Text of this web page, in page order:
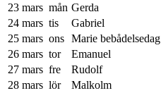
23 mars mån Gerda
24 mars tis
Gabriel
25 mars ons Marie bebådelsedag
26 mars tor
Emanuel
27 mars fre
Rudolf
28 mars lör
Malkolm